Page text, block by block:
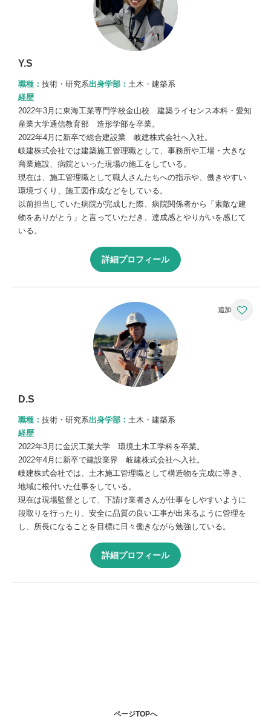
Y.S
職種： 技術・研究系出身学部： 土木・建築系
経歴
2022年3月に東海工業専門学校金山校 建築ライセンス本科・愛知
産業大学通信教育部 造形学部を卒業。
2022年4月に新卒で総合建設業 岐建株式会社へ入社。
岐建株式会社では建築施工管理職として、事務所や工場・大きな
商業施設、病院といった現場の施工をしている。
現在は、施工管理職として職人さんたちへの指示や、働きやすい
環境づくり、施工図作成などをしている。
以前担当していた病院が完成した際、病院関係者から「素敵な建
物をありがとう」と言っていただき、達成感とやりがいを感じて
いる。
詳細プロフィール
D.S
職種： 技術・研究系出身学部： 土木・建築系
経歴
2022年3月に金沢工業大学 環境土木工学科を卒業。
2022年4月に新卒で建設業界 岐建株式会社へ入社。
岐建株式会社では、土木施工管理職として構造物を完成に導き、
地域に根付いた仕事をしている。
現在は現場監督として、下請け業者さんが仕事をしやすいように
段取りを行ったり、安全に品質の良い工事が出来るように管理を
し、所長になることを目標に日々働きながら勉強している。
詳細プロフィール
ページTOPへ